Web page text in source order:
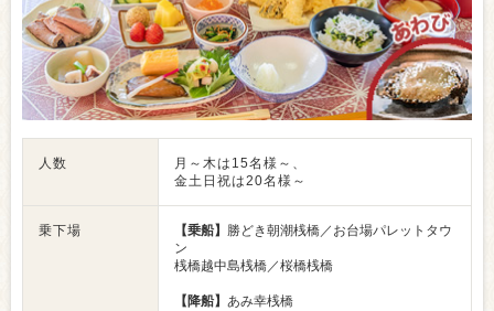
人数
月～木は15名様～、
金土日祝は20名様～
乗下場 【乗船】 勝どき朝潮桟橋／お台場パレットタウ
ン
桟橋越中島桟橋／桜橋桟橋
【降船】 あみ幸桟橋